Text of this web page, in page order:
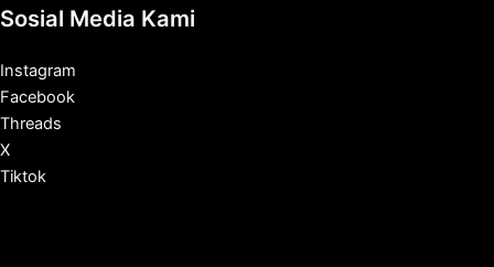
Sosial Media Kami
Instagram
Facebook
Threads
X
Tiktok